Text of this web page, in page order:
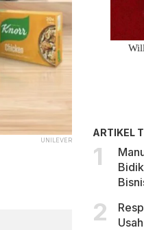
UNILEVER
ARTIKEL